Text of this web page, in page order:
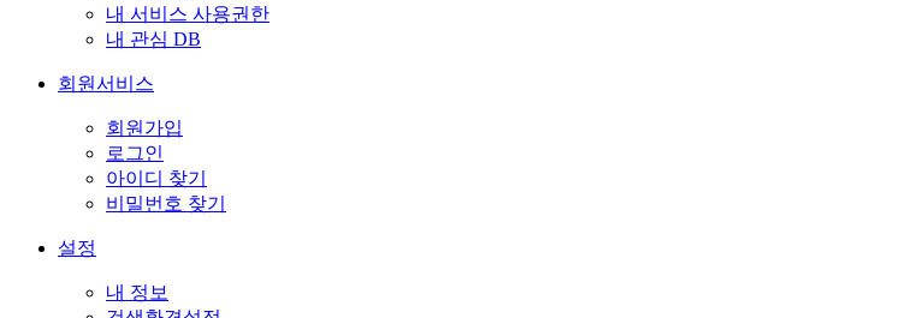
내 서비스 사용권한
내 관심 DB
회원서비스
회원가입
로그인
아이디 찾기
비밀번호 찾기
설정
내 정보